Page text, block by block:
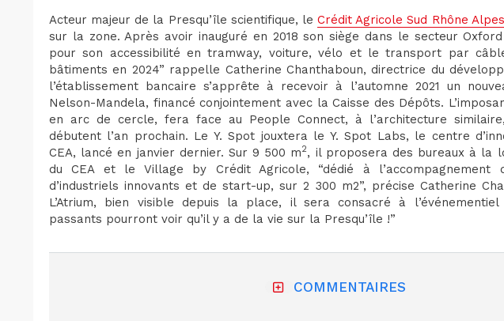
Acteur majeur de la Presqu’île scientifique, leCrédit Agricole Sud Rhône Alpes
sur la zone. Après avoir inauguré en 2018 son siège dans le secteur
pour son accessibilité en tramway, voiture, vélo et le transport par
bâtiments en 2024” rappelle Catherine Chanthaboun, directrice du
l’établissement bancaire s’apprête à recevoir à l’automne 2021 un
Nelson-Mandela, financé conjointement avec la Caisse des Dépôts.
en arc de cercle, fera face au People Connect, à l’architecture
débutent l’an prochain. Le Y. Spot jouxtera le Y. Spot Labs, le centre
CEA, lancé en janvier dernier. Sur 9 500 m2, il proposera des bureaux à la
du CEA et le Village by Crédit Agricole, “dédié à l’accompagnement
d’industriels innovants et de start-up, sur 2 300 m2”, précise Catherine
L’Atrium, bien visible depuis la place, il sera consacré à l’événementiel
passants pourront voir qu’il y a de la vie sur la Presqu’île !”
COMMENTAIRES